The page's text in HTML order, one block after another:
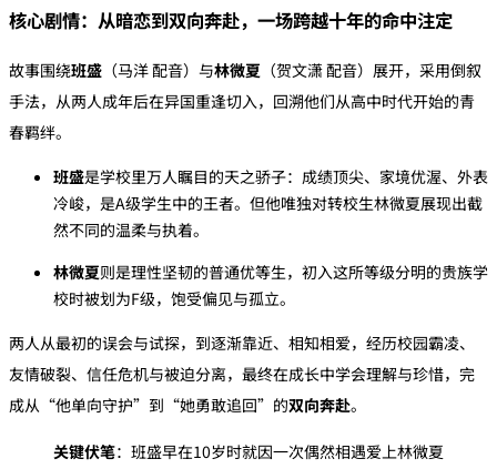
核心剧情：从暗恋到双向奔赴，一场跨越十年的命中注定
故事围绕‌班盛 ‌（马洋 配音）与‌林微夏 ‌（贺文潇 配音）展开，采用倒叙
手法，从两人成年后在异国重逢切入，回溯他们从高中时代开始的青
春羁绊。
班盛‌是学校里万人瞩目的天之骄子：成绩顶尖、家境优渥、外表
冷峻，是A级学生中的王者。但他唯独对转校生林微夏展现出截
然不同的温柔与执着。
林微夏‌则是理性坚韧的普通优等生，初入这所等级分明的贵族学
校时被划为F级，饱受偏见与孤立。
两人从最初的误会与试探，到逐渐靠近、相知相爱，经历校园霸凌、
友情破裂、信任危机与被迫分离，最终在成长中学会理解与珍惜，完
成从“他单向守护”到“她勇敢追回”的‌双向奔赴‌。
关键伏笔‌：班盛早在10岁时就因一次偶然相遇爱上林微夏